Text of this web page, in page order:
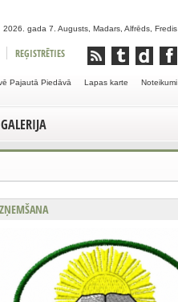
gada 7. Augusts, Madars, Alfrēds, Fredis
REĢISTRĒTIES
Noteikumi
Lapas karte
Pajautā Piedāvā
GALERIJA